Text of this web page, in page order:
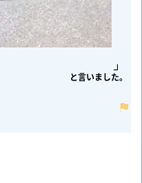
と言いました。